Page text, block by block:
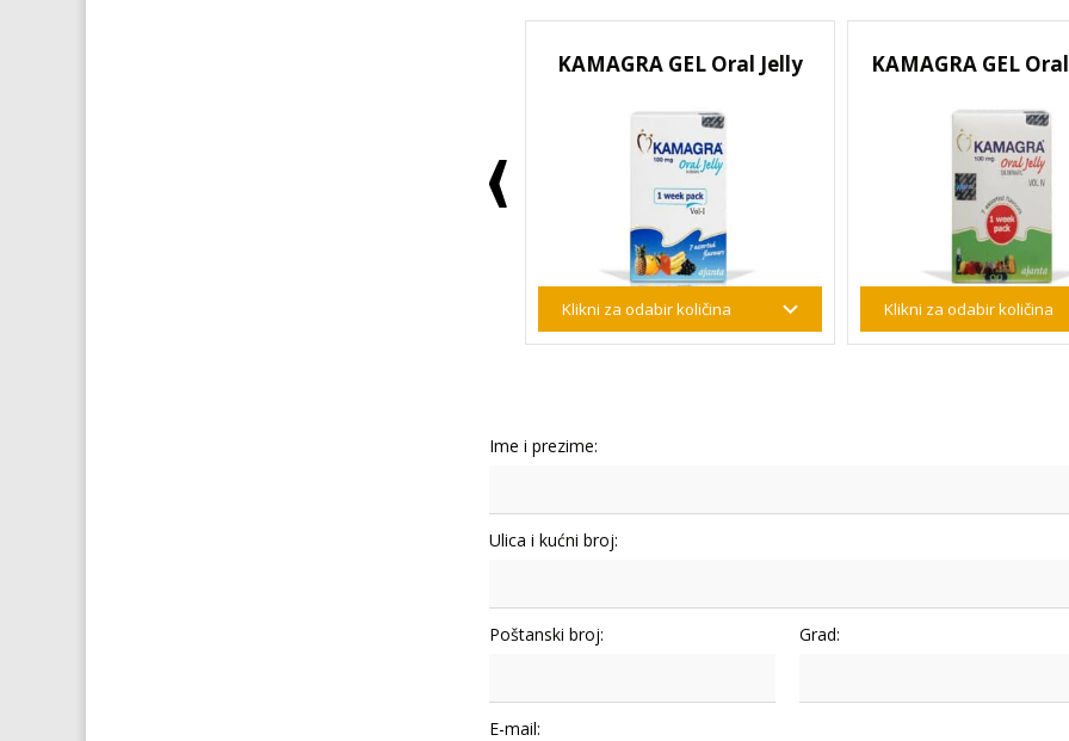
KAMAGRA GEL Oral Jelly KAMAGRA GEL
Ime i prezime:
Ulica i kućni broj:
Poštanski broj: Grad:
E-mail: